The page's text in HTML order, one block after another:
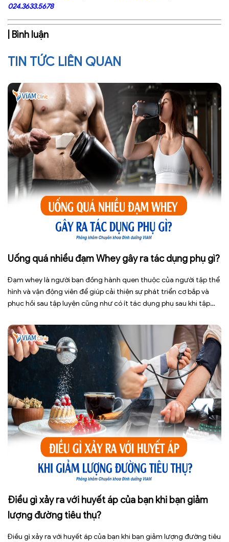
024.3633.5678
| Bình luận
TIN TỨC LIÊN QUAN
Uống quá nhiều đạm Whey gây ra tác dụng phụ gì?
Đạm whey là người bạn đồng hành quen thuộc của người tập thể
hình và vận động viên để giúp cải thiện sự phát triển cơ bắp và
phục hồi sau tập luyện cũng như có ít tác dụng phụ sau khi tập
Điều gì xảy ra với huyết áp của bạn khi bạn giảm
lượng đường tiêu thụ?
Điều gì xảy ra với huyết áp của bạn khi bạn giảm lượng đường tiêu